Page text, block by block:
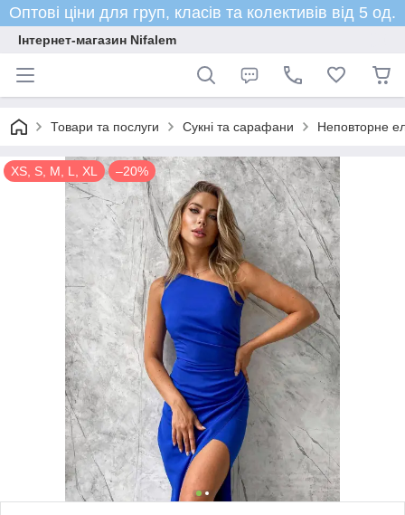
Оптові ціни для груп, класів та колективів від 5 од.
Інтернет-магазин Nifalem
Товари та послуги Сукні та сарафани Неповторне
XS, S, M, L, XL –20%